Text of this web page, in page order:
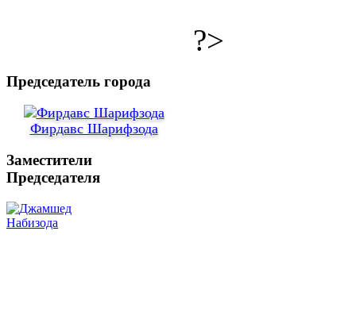
?>
Председатель города
Фирдавс Шарифзода
Заместители
Председателя